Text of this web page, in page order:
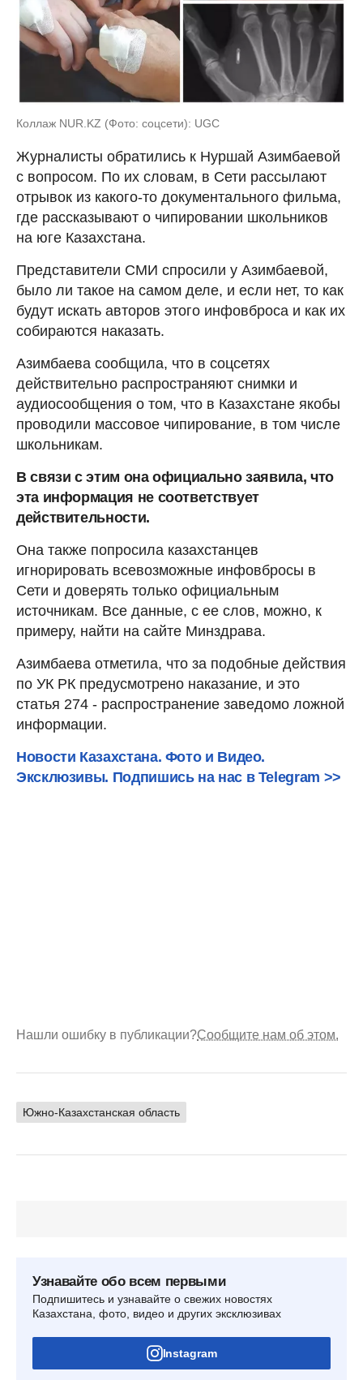
Коллаж NUR.KZ (Фото: соцсети): UGC
Журналисты обратились к Нуршай Азимбаевой
с вопросом. По их словам, в Сети рассылают
отрывок из какого-то документального фильма,
где рассказывают о чипировании школьников
на юге Казахстана.
Представители СМИ спросили у Азимбаевой,
было ли такое на самом деле, и если нет, то как
будут искать авторов этого инфовброса и как их
собираются наказать.
Азимбаева сообщила, что в соцсетях
действительно распространяют снимки и
аудиосообщения о том, что в Казахстане якобы
проводили массовое чипирование, в том числе
школьникам.
В связи с этим она официально заявила, что
эта информация не соответствует
действительности.
Она также попросила казахстанцев
игнорировать всевозможные инфовбросы в
Сети и доверять только официальным
источникам. Все данные, с ее слов, можно, к
примеру, найти на сайте Минздрава.
Азимбаева отметила, что за подобные действия
по УК РК предусмотрено наказание, и это
статья 274 - распространение заведомо ложной
информации.
Новости Казахстана. Фото и Видео.
Эксклюзивы. Подпишись на нас в Telegram >>
Нашли ошибку в публикации?Сообщите нам об этом.
Южно-Казахстанская область
Узнавайте обо всем первыми
Подпишитесь и узнавайте о свежих новостях
Казахстана, фото, видео и других эксклюзивах
Instagram